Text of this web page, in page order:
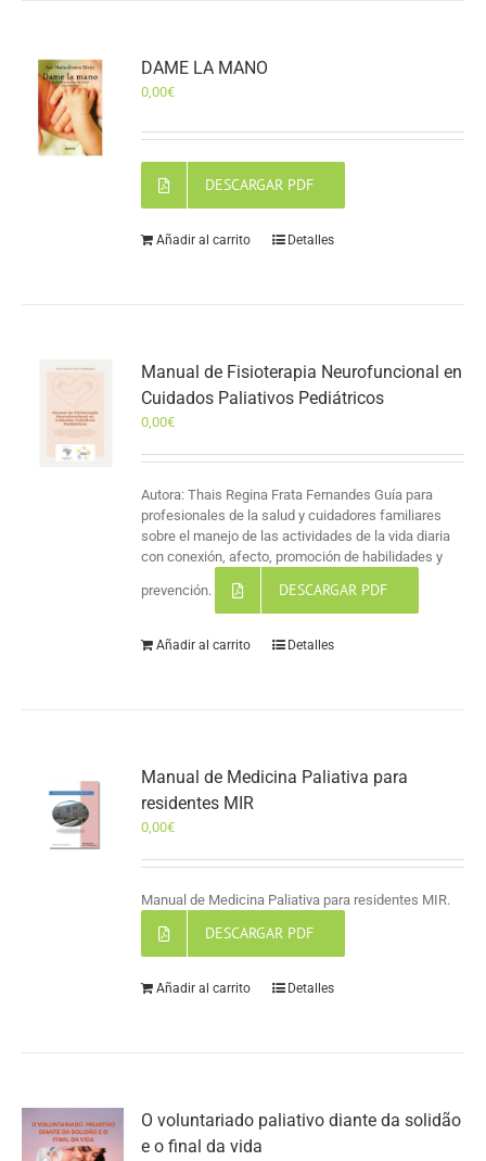
DAME LA MANO
0,00€
DESCARGAR PDF
Añadir al carrito Detalles
Manual de Fisioterapia Neurofuncional en
Cuidados Paliativos Pediátricos
0,00€
Autora: Thais Regina Frata Fernandes Guía para
profesionales de la salud y cuidadores familiares
sobre el manejo de las actividades de la vida diaria
con conexión, afecto, promoción de habilidades y
prevención. DESCARGAR PDF
Añadir al carrito Detalles
Manual de Medicina Paliativa para
residentes MIR
0,00€
Manual de Medicina Paliativa para residentes MIR.
DESCARGAR PDF
Añadir al carrito Detalles
O voluntariado paliativo diante da solidão
e o final da vida